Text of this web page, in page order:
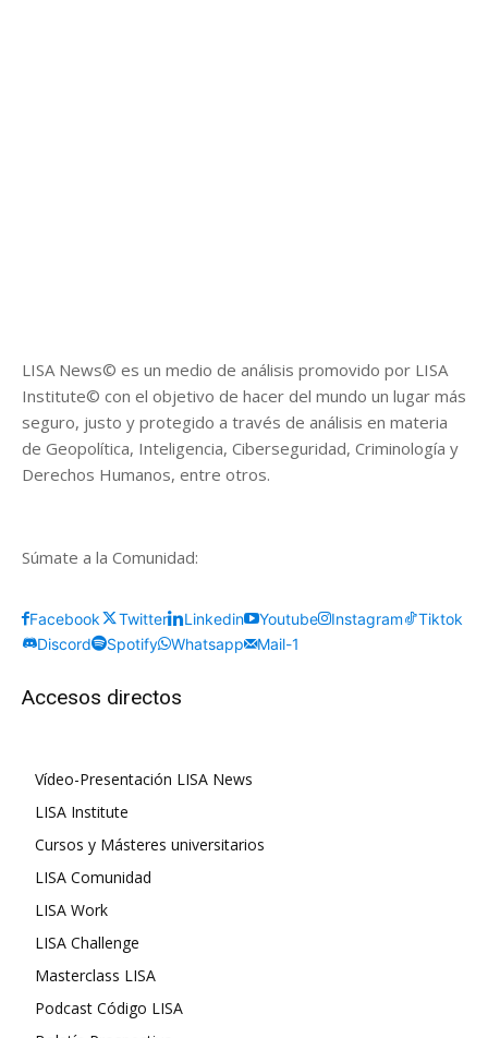
LISA News© es un medio de análisis promovido por LISA
Institute© con el objetivo de hacer del mundo un lugar más
seguro, justo y protegido a través de análisis en materia
de Geopolítica, Inteligencia, Ciberseguridad, Criminología y
Derechos Humanos, entre otros.
Súmate a la Comunidad:
Facebook Twitter Linkedin Youtube Instagram
Tiktok
Discord
Spotify Whatsapp Mail-1
Accesos directos
Vídeo-Presentación LISA News
LISA Institute
Cursos y Másteres universitarios
LISA Comunidad
LISA Work
LISA Challenge
Masterclass LISA
Podcast Código LISA